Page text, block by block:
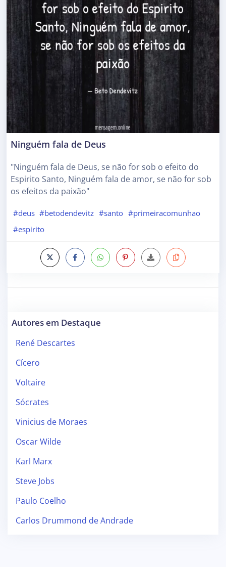
Ninguém fala de Deus
"Ninguém fala de Deus, se não for sob o efeito do
Espirito Santo, Ninguém fala de amor, se não for sob
os efeitos da paixão"
#deus #betodendevitz #santo #primeiracomunhao
#espirito
Autores em Destaque
René Descartes
Cícero
Voltaire
Sócrates
Vinicius de Moraes
Oscar Wilde
Karl Marx
Steve Jobs
Paulo Coelho
Carlos Drummond de Andrade